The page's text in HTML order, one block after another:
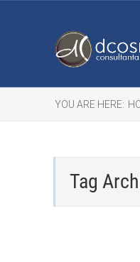
YOU ARE HERE:
Tag